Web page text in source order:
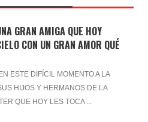
GRAN AMIGA QUE HOY
CON UN GRAN AMOR QUÉ
ESTE DIFÍCIL MOMENTO A LA
HIJOS Y HERMANOS DE LA
QUE HOY LES TOCA ...